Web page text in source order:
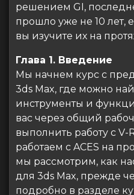
решением GI,
прошло уже не 10 лет,
вы изучите их на
Глава 1. Введение
Мы начнем курс с
3ds Max, где можно
инструменты и
вас через общий
выполнить работу с V-
работаем с ACES на
мы рассмотрим, как
для 3ds Max, прежде
подробно в разделе